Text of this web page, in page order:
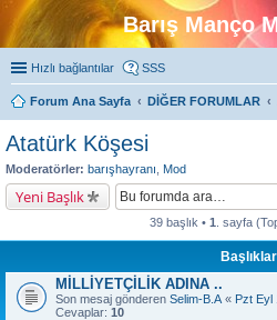
Barış Manço
Hızlı bağlantılar SSS
Forum Ana Sayfa DİĞER FORUMLAR
Atatürk Köşesi
Moderatörler: barışhayranı Mod
Yeni Başlık
39 başlık • 1 . sayfa
Başlıklar
MİLLİYETÇİLİK ADINA ..
Son mesaj gönderen Selim-B.A « Pzt Eyl
Cevaplar: 10